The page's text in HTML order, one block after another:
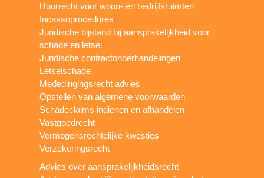
Huurrecht voor woon- en bedrijfsruimten
Incassoprocedures
Juridische bijstand bij aansprakelijkheid voor
schade en letsel
Juridische contractonderhandelingen
Letselschade
Mededingingsrecht advies
Opstellen van algemene voorwaarden
Schadeclaims indienen en afhandelen
Vastgoedrecht
Vermogensrechtelijke kwesties
Verzekeringsrecht
Advies over aansprakelijkheidsrecht